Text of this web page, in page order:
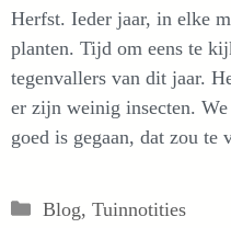
Herfst. Ieder jaar, in elke
planten. Tijd om eens te
tegenvallers van dit jaar.
er zijn weinig insecten.
goed is gegaan, dat zou te
Categorieën
Blog, Tuinnotities